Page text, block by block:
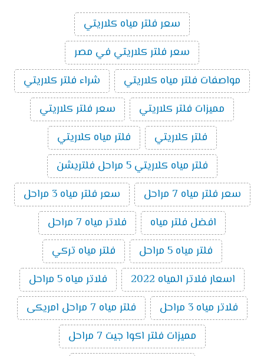
سعر فلتر مياه كلاريتي
سعر فلتر كلاريتي في مصر
مواصفات فلتر مياه كلاريتي
شراء فلتر كلاريتي
مميزات فلتر كلاريتي
سعر فلتر كلاريتي
فلتر كلاريتي
فلتر مياه كلاريتي
فلتر مياه كلاريتي 5 مراحل فلتريشن
سعر فلتر مياه 7 مراحل
سعر فلتر مياه 3 مراحل
افضل فلتر مياه
فلاتر مياه 7 مراحل
فلتر مياه 5 مراحل
فلتر مياه تركي
اسعار فلاتر المياه 2022
فلاتر مياه 5 مراحل
فلاتر مياه 3 مراحل
فلتر مياه 7 مراحل امريكى
مميزات فلتر اكوا جيت 7 مراحل